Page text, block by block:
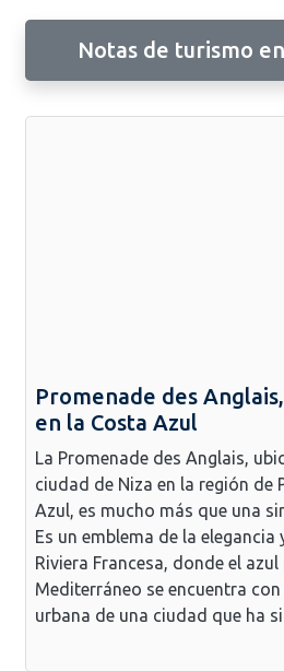
Notas de turismo
Promenade des
en la Costa Azul
La Promenade des Anglais,
ciudad de Niza en la región de
Azul, es mucho más que una
Es un emblema de la elegancia
Riviera Francesa, donde el
Mediterráneo se encuentra
urbana de una ciudad que ha